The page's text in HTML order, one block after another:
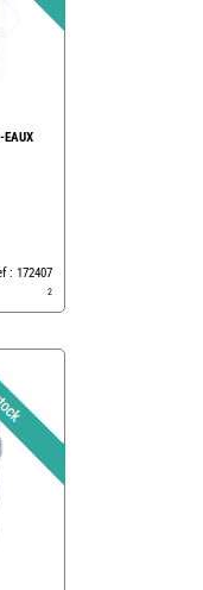
EAUX
: 172407
2